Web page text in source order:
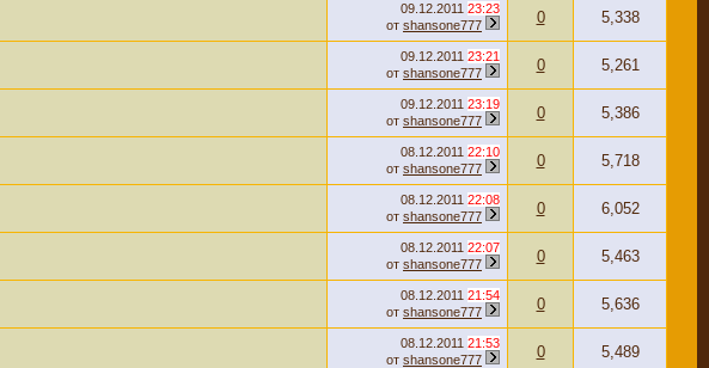
09.12.2011 23:23
от shansone777 0 5,338
09.12.2011 23:21
от shansone777 0 5,261
09.12.2011 23:19
от shansone777 0 5,386
08.12.2011 22:10
от shansone777 0 5,718
08.12.2011 22:08
от shansone777 0 6,052
08.12.2011 22:07
от shansone777 0 5,463
08.12.2011 21:54
от shansone777 0 5,636
08.12.2011 21:53
от shansone777 0 5,489